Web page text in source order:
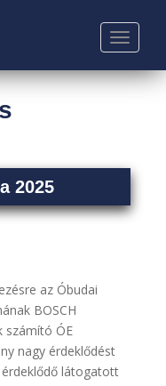
2025
az Óbudai
BOSCH
számító ÓE
nagy érdeklődést
látogatott